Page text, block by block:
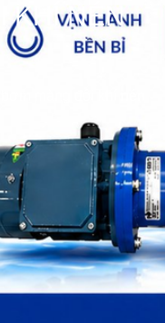
KHÍ NÉN